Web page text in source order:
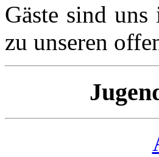
Gäste sind
zu unseren